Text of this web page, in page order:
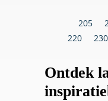
205
220
230
Ontdek